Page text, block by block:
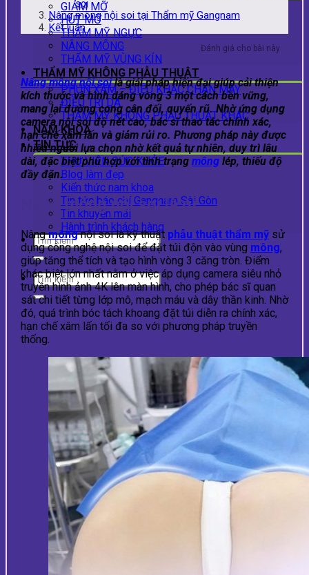
GIẢM MỠ
HÚT MỠ
THẨM MỸ NGỰC
NÂNG MÔNG
THẨM MỸ VÙNG KÍN
THẨM MỸ KHÔNG PHẪU THUẬT
PHUN XĂM – ĐIÊU KHẮC CHÂN MÀY
ĐIỀU TRỊ DA
THẨM MỸ KHÔNG PHẪU THUẬT KHÁC
NAM KHOA
TIN TỨC
THƯ VIỆN SỨC KHỎE
Blog làm đẹp
Kiến thức nam khoa
Tin tức báo chí Gangnam Sài Gòn
Tin khuyến mãi
Hành trình khách hàng
soi
Nâng mông nội soi tại Thẩm mỹ Gangnam
Kết luận
Đánh giá cho bài này
Nâng mông nội soilà giải pháp hiện đại giúp cải thiện
kích thước và hình dáng vòng 3 một cách bền vững,
mang lại đường cong cân đối, quyến rũ. Nhờ ứng dụng
camera nội soi độ nét cao, bác sĩ thao tác chính xác,
hạn chế xâm lấn và giảm rủi ro. Phương pháp này được
nhiều người lựa chọn nhờ kết quả tự nhiên, duy trì lâu
dài, đặc biệt phù hợp với tình trạng mông lép, thiếu độ
đầy đặn.
Nâng mông nội soi là gì
Nângmôngnội soi là kỹ thuật phẫu thuật thẩm mỹ sử
dụng công nghệ nội soi để đặt túi độn vào vùng mông,
giúp tăng thể tích và tạo hình vòng 3 căng tròn. Điểm
khác biệt lớn nhất nằm ở việc áp dụng camera siêu nhỏ
truyền hình ảnh 4K lên màn hình, cho phép bác sĩ quan
sát chi tiết từng lớp mô, mạch máu và dây thần kinh. Nhờ
đó, quá trình bóc tách khoang đặt túi diễn ra chính xác,
hạn chế xâm lấn tối đa so với phương pháp truyền
thống.